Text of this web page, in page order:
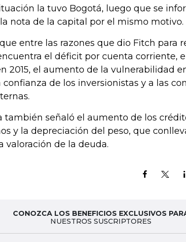
la tuvo Bogotá, luego que se
nota de la capital por el mismo motivo.
entre las razones que dio Fitch para
el déficit por cuenta corriente,
2015, el aumento de la vulnerabilidad
de los inversionistas y a las
también señaló el aumento de los
y la depreciación del peso, que
valoración de la deuda.
CONOZCA LOS BENEFICIOS EXCLUSIVOS
NUESTROS SUSCRIPTORES